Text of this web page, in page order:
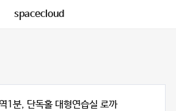
spacecloud
역1분, 단독홀 대형연습실 로까